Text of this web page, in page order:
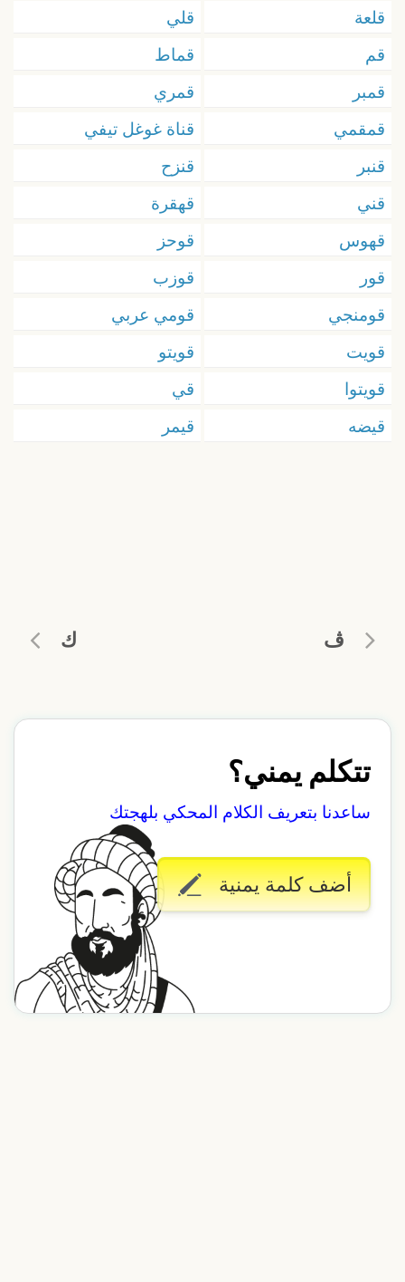
قلعة
قلي
قم
قماط
قمبر
قمري
قمقمي
قناة غوغل تيفي
قنبر
قنزح
قني
قهقرة
قهوس
قوحز
قور
قوزب
قومنجي
قومي عربي
قويت
قويتو
قويتوا
قي
قيضه
قيمر
ڤ ك
تتكلم يمني؟
ساعدنا بتعريف الكلام المحكي بلهجتك
أضف كلمة يمنية